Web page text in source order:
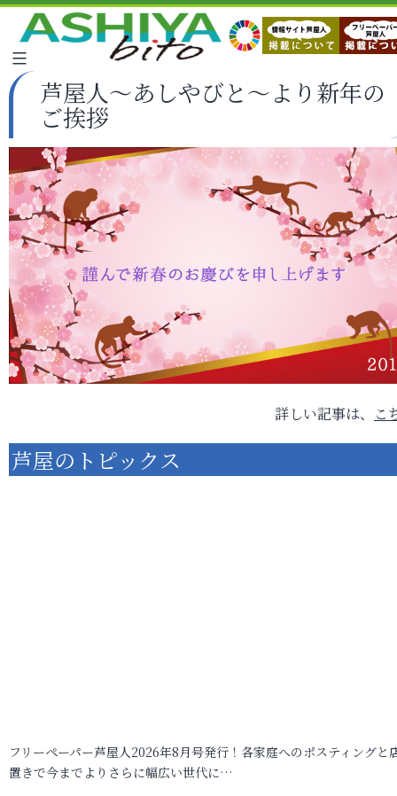
芦屋人～あしやびと～より新年の
ご挨拶
詳しい記事は、 こ
芦屋のトピックス
フリーペーパー芦屋人2026年8月号発行！各家庭へのポスティングと
置きで今までよりさらに幅広い世代に…